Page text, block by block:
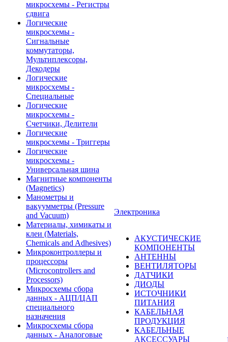
микросхемы - Регистры
сдвига
Логические
микросхемы -
Сигнальные
коммутаторы,
Мультиплексоры,
Декодеры
Логические
микросхемы -
Специальные
Логические
микросхемы -
Счетчики, Делители
Логические
микросхемы - Триггеры
Логические
микросхемы -
Универсальная шина
Магнитные компоненты
(Magnetics)
Манометры и
вакуумметры (Pressure
and Vacuum)
Материалы, химикаты и
клеи (Materials,
Chemicals and Adhesives)
Микроконтроллеры и
процессоры
(Microcontrollers and
Processors)
Микросхемы сбора
данных - АЦП/ЦАП
специального
назначения
Микросхемы сбора
данных - Аналоговые
Электроника
АКУСТИЧЕСКИЕ
КОМПОНЕНТЫ
АНТЕННЫ
ВЕНТИЛЯТОРЫ
ДАТЧИКИ
ДИОДЫ
ИСТОЧНИКИ
ПИТАНИЯ
КАБЕЛЬНАЯ
ПРОДУКЦИЯ
КАБЕЛЬНЫЕ
АКСЕССУАРЫ